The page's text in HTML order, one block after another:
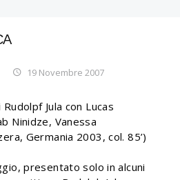
19 Novembre 2007
Jula con Lucas
Ninidze, Vanessa
Germania 2003, col. 85’)
presentato solo in alcuni